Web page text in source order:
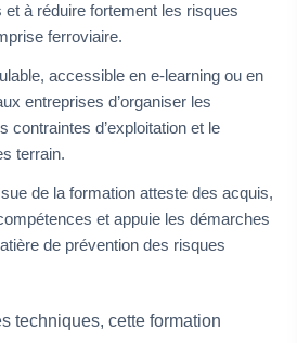
à réduire fortement les risques
ferroviaire.
accessible en e-learning ou en
entreprises d’organiser les
contraintes d’exploitation et le
terrain.
de la formation atteste des acquis,
et appuie les démarches
de prévention des risques
techniques, cette formation